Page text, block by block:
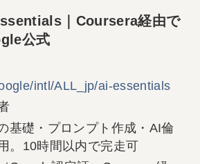
｜Coursera経由で
公式
intl/ALL_jp/ai-essentials
基礎・プロンプト作成・AI倫
。10時間以内で完走可